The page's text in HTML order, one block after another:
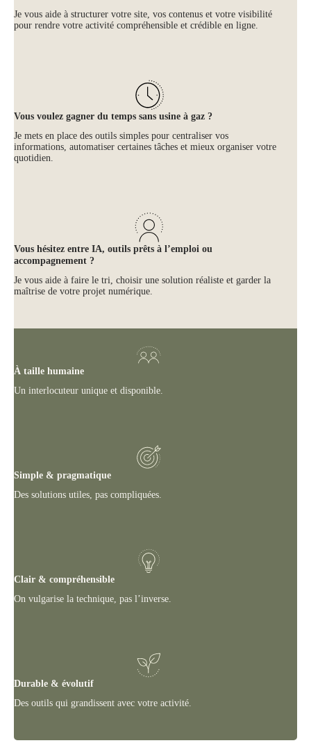
Je vous aide à structurer votre site, vos contenus et votre visibilité
pour rendre votre activité compréhensible et crédible en ligne.
Vous voulez gagner du temps sans usine à gaz ?
Je mets en place des outils simples pour centraliser vos
informations, automatiser certaines tâches et mieux organiser votre
quotidien.
Vous hésitez entre IA, outils prêts à l’emploi ou
accompagnement ?
Je vous aide à faire le tri, choisir une solution réaliste et garder la
maîtrise de votre projet numérique.
À taille humaine
Un interlocuteur unique et disponible.
Simple & pragmatique
Des solutions utiles, pas compliquées.
Clair & compréhensible
On vulgarise la technique, pas l’inverse.
Durable & évolutif
Des outils qui grandissent avec votre activité.